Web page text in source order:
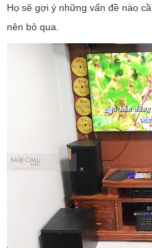
Họ sẽ gợi ý những vấn đề nào
nên bỏ qua.